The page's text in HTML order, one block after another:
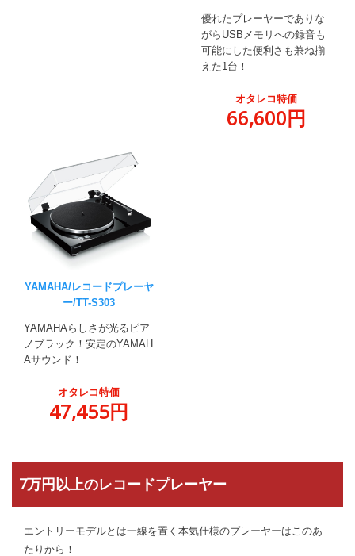
優れたプレーヤーでありな
がらUSBメモリへの録音も
可能にした便利さも兼ね揃
えた1台！
オタレコ特価
66,600円
YAMAHA/レコードプレーヤ
ー/TT-S303
YAMAHAらしさが光るピア
ノブラック！安定のYAMAH
Aサウンド！
オタレコ特価
47,455円
7万円以上のレコードプレーヤー
エントリーモデルとは一線を置く本気仕様のプレーヤーはこのあ
たりから！